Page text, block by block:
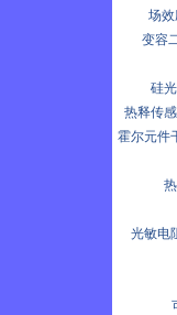
场
变容
硅
热释传
霍尔元件
光敏电